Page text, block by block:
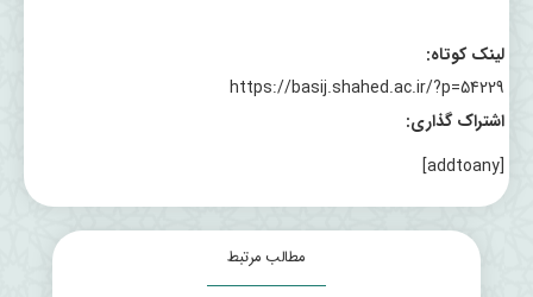
لینک کوتاه:
https://basij.shahed.ac.ir/?p=54229
اشتراک گذاری:
[addtoany]
مطالب مرتبط